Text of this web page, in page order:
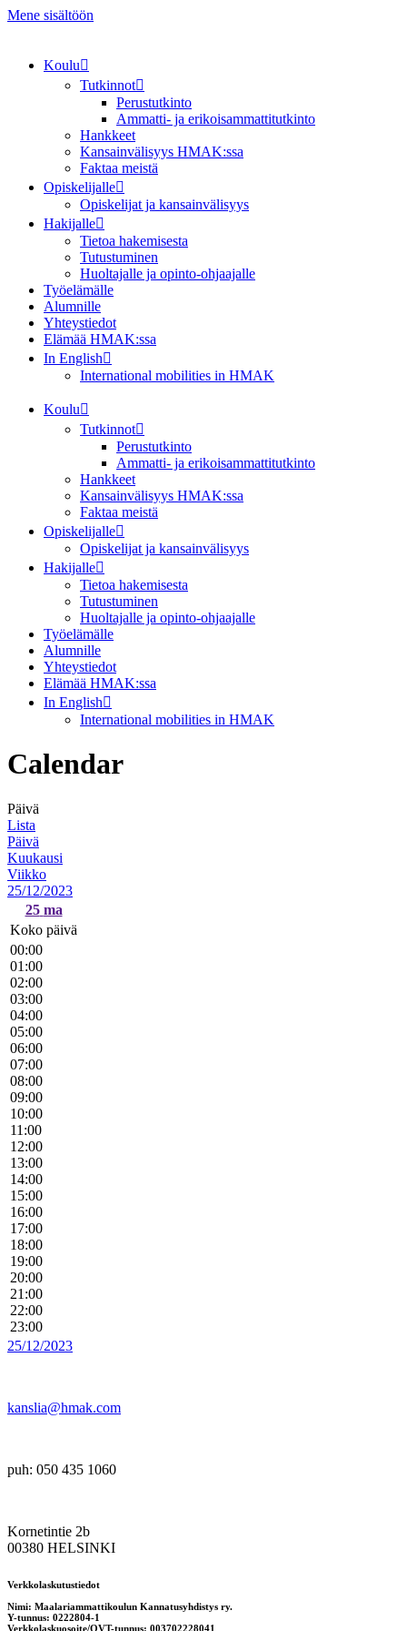
Mene sisältöön
Koulu
Tutkinnot
Perustutkinto
Ammatti- ja erikoisammattitutkinto
Hankkeet
Kansainvälisyys HMAK:ssa
Faktaa meistä
Opiskelijalle
Opiskelijat ja kansainvälisyys
Hakijalle
Tietoa hakemisesta
Tutustuminen
Huoltajalle ja opinto-ohjaajalle
Työelämälle
Alumnille
Yhteystiedot
Elämää HMAK:ssa
In English
International mobilities in HMAK
Koulu
Tutkinnot
Perustutkinto
Ammatti- ja erikoisammattitutkinto
Hankkeet
Kansainvälisyys HMAK:ssa
Faktaa meistä
Opiskelijalle
Opiskelijat ja kansainvälisyys
Hakijalle
Tietoa hakemisesta
Tutustuminen
Huoltajalle ja opinto-ohjaajalle
Työelämälle
Alumnille
Yhteystiedot
Elämää HMAK:ssa
In English
International mobilities in HMAK
Calendar
Päivä
Lista
Päivä
Kuukausi
Viikko
25/12/2023
25 ma
Koko päivä
00:00
01:00
02:00
03:00
04:00
05:00
06:00
07:00
08:00
09:00
10:00
11:00
12:00
13:00
14:00
15:00
16:00
17:00
18:00
19:00
20:00
21:00
22:00
23:00
25/12/2023
kanslia@hmak.com
puh: 050 435 1060
Kornetintie 2b
00380 HELSINKI
Verkkolaskutustiedot
Nimi: Maalariammattikoulun Kannatusyhdistys ry.
Y-tunnus: 0222804-1
Verkkolaskuosoite/OVT-tunnus: 003702228041